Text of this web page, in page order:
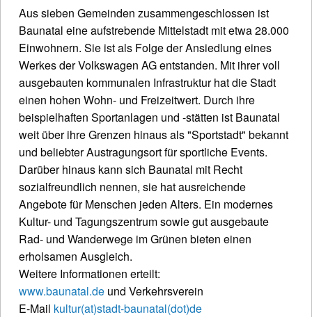
Aus sieben Gemeinden zusammengeschlossen ist
Baunatal eine aufstrebende Mittelstadt mit etwa 28.000
Einwohnern. Sie ist als Folge der Ansiedlung eines
Werkes der Volkswagen AG entstanden. Mit ihrer voll
ausgebauten kommunalen Infrastruktur hat die Stadt
einen hohen Wohn- und Freizeitwert. Durch ihre
beispielhaften Sportanlagen und -stätten ist Baunatal
weit über ihre Grenzen hinaus als "Sportstadt" bekannt
und beliebter Austragungsort für sportliche Events.
Darüber hinaus kann sich Baunatal mit Recht
sozialfreundlich nennen, sie hat ausreichende
Angebote für Menschen jeden Alters. Ein modernes
Kultur- und Tagungszentrum sowie gut ausgebaute
Rad- und Wanderwege im Grünen bieten einen
erholsamen Ausgleich.
Weitere Informationen erteilt:
www.baunatal.de und Verkehrsverein
E-Mail kultur(at)stadt-baunatal(dot)de